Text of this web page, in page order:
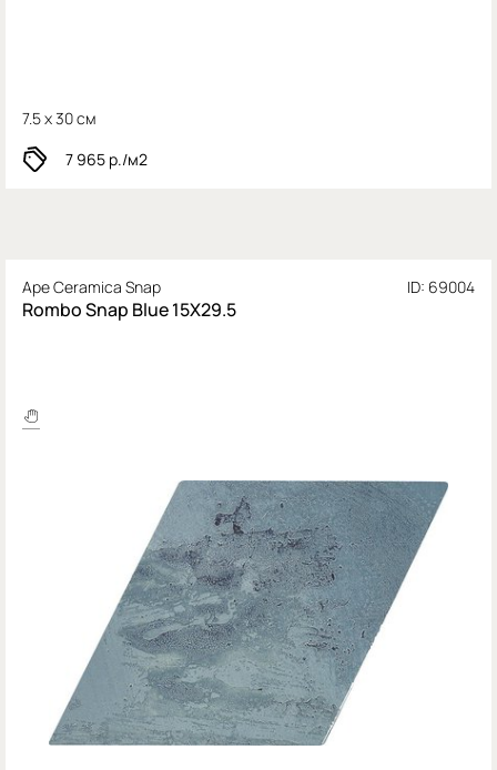
7.5 x 30 см
7 965 р./м2
Ape Ceramica Snap ID: 69004
Rombo Snap Blue 15X29.5